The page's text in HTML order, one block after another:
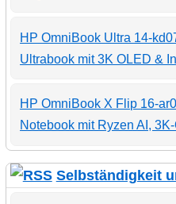
HP OmniBook Ultra 14-
Ultrabook mit 3K OLED &
HP OmniBook X Flip 16-
Notebook mit Ryzen AI,
Selbständigkeit